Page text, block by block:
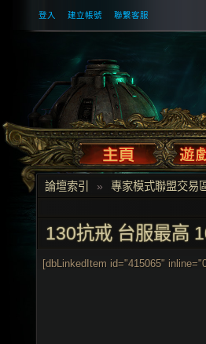
登入 建立帳號 聯繫客服
論壇索引 » 專家模式聯盟交易
130抗戒 台服最高
[dbLinkedItem id="415065"